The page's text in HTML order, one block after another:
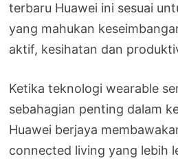
terbaru Huawei ini sesuai
yang mahukan
aktif, kesihatan dan
Ketika teknologi wearable
sebahagian penting dalam
Huawei berjaya
connected living yang lebih